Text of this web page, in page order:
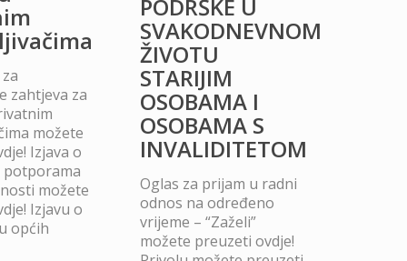
zahtjeva za
možete
Izjava o
možete
Izjavu o
općih
PODRŠKE U
SVAKODNEVNOM
ŽIVOTU
STARIJIM
OSOBAMA I
OSOBAMA S
INVALIDITETOM
Oglas za prijam u radni
odnos na određeno
vrijeme – “Zaželi”
možete preuzeti ovdje!